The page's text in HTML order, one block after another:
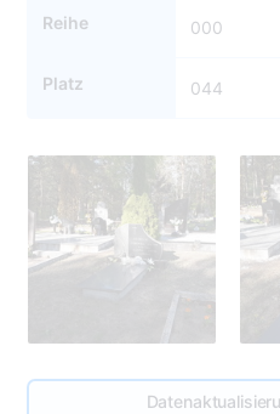
Reihe 000
Platz 044
45
2